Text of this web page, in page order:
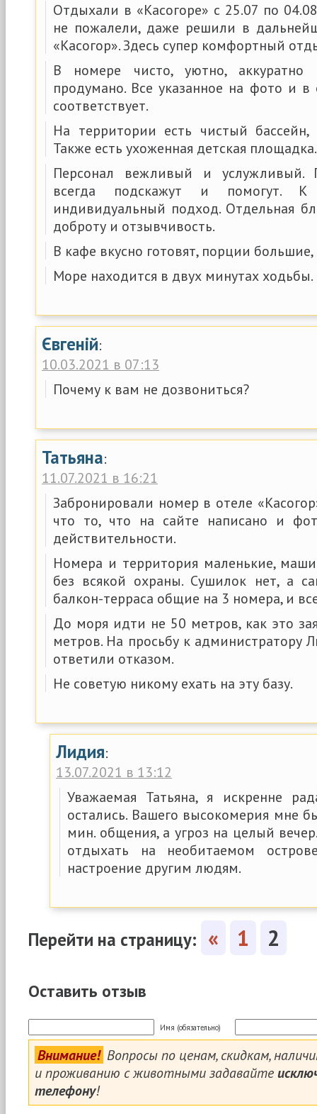
Отдыхали в «Касогоре» с 25.07 по
не пожалели, даже решили в
«Касогор». Здесь супер комфортный
В номере чисто, уютно,
продумано. Все указанное на фото и
соответствует.
На территории есть чистый
Также есть ухоженная детская площадка.
Персонал вежливый и услужливый.
всегда подскажут и помогут. К
индивидуальный подход. Отдельная
доброту и отзывчивость.
В кафе вкусно готовят, порции
Море находится в двух минутах ходьбы.
Євгеній:
10.03.2021 в 07:13
Почему к вам не дозвониться?
Татьяна:
11.07.2021 в 16:21
Забронировали номер в отеле
что то, что на сайте написано и
действительности.
Номера и территория маленькие,
без всякой охраны. Сушилок нет, а
балкон-терраса общие на 3 номера, и
До моря идти не 50 метров, как это
метров. На просьбу к администратору
ответили отказом.
Не советую никому ехать на эту базу.
Лидия:
13.07.2021 в 13:12
Уважаемая Татьяна, я искренне
остались. Вашего высокомерия мне
мин. общения, а угроз на целый
отдыхать на необитаемом
настроение другим людям.
Перейти на страницу: « 1 2
Оставить отзыв
Имя (обязательно)
Внимание! Вопросы по ценам, скидкам,
и проживанию с животными задавайте
телефону!